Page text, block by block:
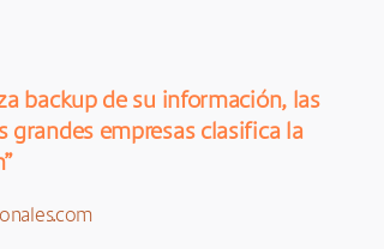
backup de su información, las
grandes empresas clasifica la